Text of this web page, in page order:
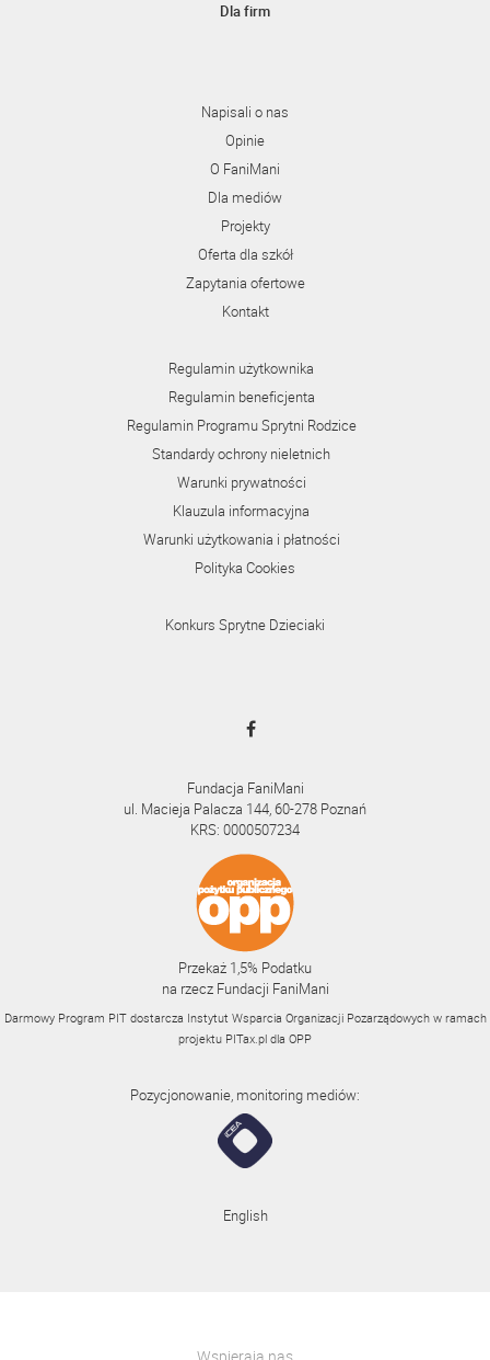
Dla firm
Napisali o nas
Opinie
O FaniMani
Dla mediów
Projekty
Oferta dla szkół
Zapytania ofertowe
Kontakt
Regulamin użytkownika
Regulamin beneficjenta
Regulamin Programu Sprytni Rodzice
Standardy ochrony nieletnich
Warunki prywatności
Klauzula informacyjna
Warunki użytkowania i płatności
Polityka Cookies
Konkurs Sprytne Dzieciaki
Fundacja FaniMani
ul. Macieja Palacza 144, 60-278 Poznań
KRS: 0000507234
Przekaż 1,5% Podatku
na rzecz Fundacji FaniMani
Darmowy Program PIT dostarcza Instytut Wsparcia Organizacji Pozarządowych w ramach
projektu PITax.pl dla OPP
Pozycjonowanie, monitoring mediów:
English